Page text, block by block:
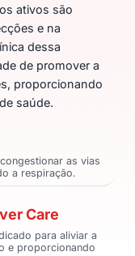
ativos são
e na
dessa
de promover a
proporcionando
saúde.
as vias
a respiração.
Care
para aliviar a
e proporcionando